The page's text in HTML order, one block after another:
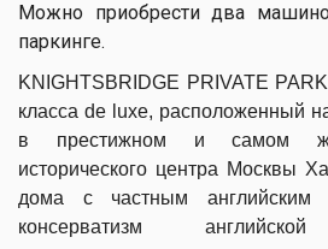
Можно приобрести два
паркинге.
KNIGHTSBRIDGE PRIVATE
класса de luxe, расположенный
в престижном и самом
исторического центра Москвы
дома с частным английским
консерватизм английской